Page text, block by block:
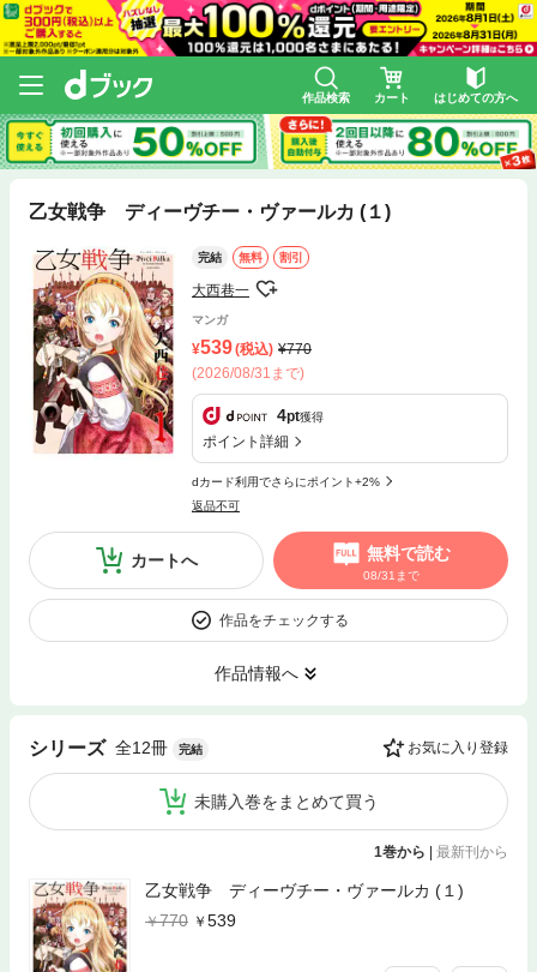
作品検索 カート はじめての方へ
乙女戦争 ディーヴチー・ヴァールカ (１)
完結 無料 割引
大西巷一
マンガ
539(税込)
770
(2026/08/31まで)
4pt獲得
ポイント詳細
dカード利用でさらにポイント+2%
返品不可
カートへ 無料で読む
08/31まで
作品をチェックする
作品情報へ
シリーズ 全12冊 完結 お気に入り登録
未購入巻をまとめて買う
1巻から 最新刊から
乙女戦争 ディーヴチー・ヴァールカ (１)
770
539